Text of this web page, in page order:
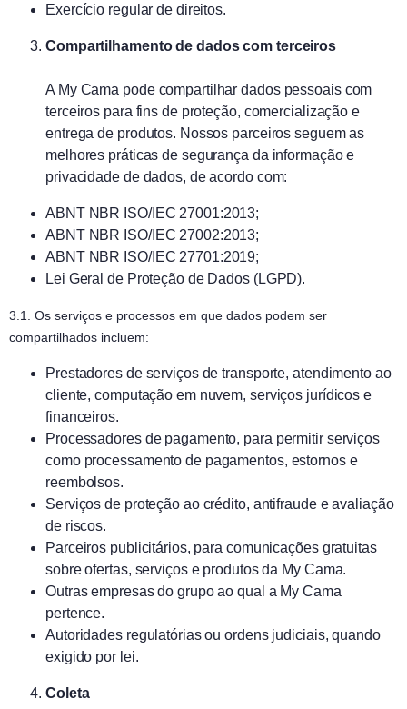
Exercício regular de direitos.
Compartilhamento de dados com terceiros
A My Cama pode compartilhar dados pessoais com
terceiros para fins de proteção, comercialização e
entrega de produtos. Nossos parceiros seguem as
melhores práticas de segurança da informação e
privacidade de dados, de acordo com:
ABNT NBR ISO/IEC 27001:2013;
ABNT NBR ISO/IEC 27002:2013;
ABNT NBR ISO/IEC 27701:2019;
Lei Geral de Proteção de Dados (LGPD).
3.1. Os serviços e processos em que dados podem ser
compartilhados incluem:
Prestadores de serviços de transporte, atendimento ao
cliente, computação em nuvem, serviços jurídicos e
financeiros.
Processadores de pagamento, para permitir serviços
como processamento de pagamentos, estornos e
reembolsos.
Serviços de proteção ao crédito, antifraude e avaliação
de riscos.
Parceiros publicitários, para comunicações gratuitas
sobre ofertas, serviços e produtos da My Cama.
Outras empresas do grupo ao qual a My Cama
pertence.
Autoridades regulatórias ou ordens judiciais, quando
exigido por lei.
Coleta